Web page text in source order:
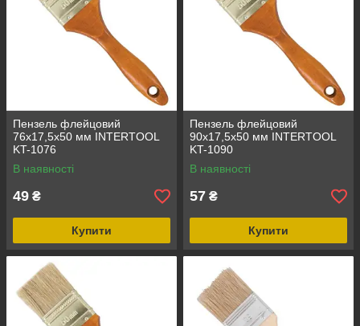
Пензель флейцовий
76x17,5x50 мм INTERTOOL
KT-1076
В наявності
49 ₴
Купити
Пензель флейцовий
90x17,5x50 мм INTERTOOL
KT-1090
В наявності
57 ₴
Купити